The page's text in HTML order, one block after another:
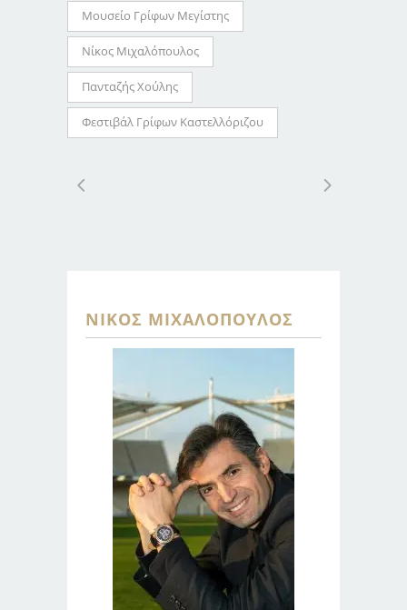
Μουσείο Γρίφων Μεγίστης
Νίκος Μιχαλόπουλος
Πανταζής Χούλης
Φεστιβάλ Γρίφων Καστελλόριζου
ΝΊΚΟΣ ΜΙΧΑΛΌΠΟΥΛΟΣ